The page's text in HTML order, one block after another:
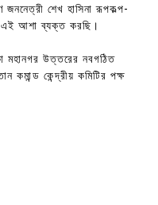
জননেত্রী শেখ হাসিনা রূপকল্প-
এই আশা ব্যক্ত করছি।
মহানগর উত্তরের নবগঠিত
কমান্ড কেন্দ্রীয় কমিটির পক্ষ